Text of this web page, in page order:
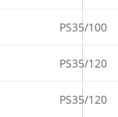
PS35/100
PS35/120
PS35/120